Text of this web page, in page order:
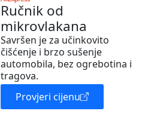
Ručnik od
mikrovlakana
Savršen je za učinkovito
čišćenje i brzo sušenje
automobila, bez ogrebotina i
tragova.
Provjeri cijenu